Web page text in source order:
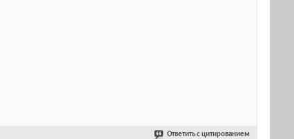
Ответить с цитированием